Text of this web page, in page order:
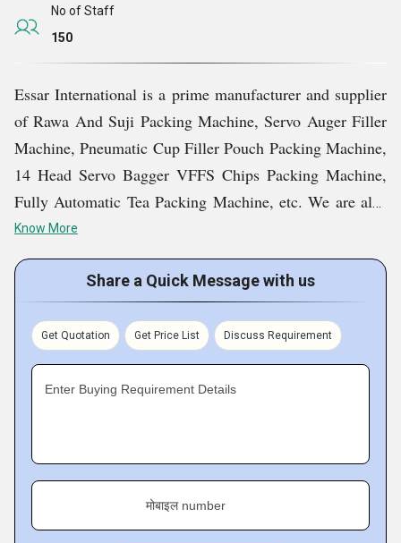
No of Staff
150
Essar International is a prime manufacturer and supplier
of Rawa And Suji Packing Machine, Servo Auger Filler
Machine, Pneumatic Cup Filler Pouch Packing Machine,
14 Head Servo Bagger VFFS Chips Packing Machine,
Fully Automatic Tea Packing Machine, etc. We are also
a chief service provider of maintenance and instillation
services. We fabricate in house created Pocket Pressing
Machines and likewise make for or offer different types
of assistance to clients going from assembling and
Protection industry to schooling and medical care fields
to coordinated factors and capacity arrangements.
Know More
Share a Quick Message with us
Get Quotation Get Price List Discuss Requirement
Enter Buying Requirement Details
मोबाइल number